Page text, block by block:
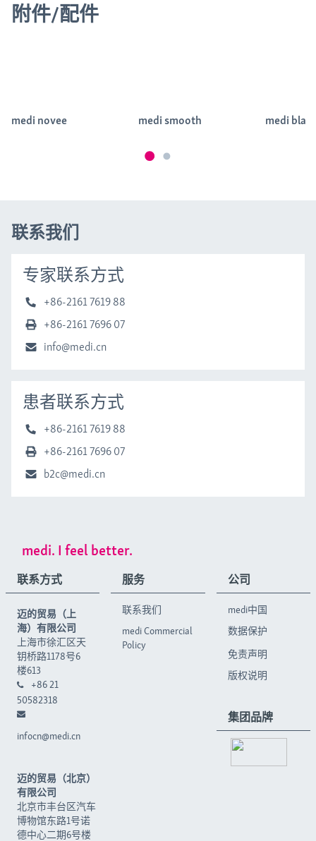
附件/配件
medi novee medi smooth medi
联系我们
专家联系方式
+86-2161 7619 88
+86-2161 7696 07
info@medi.cn
患者联系方式
+86-2161 7619 88
+86-2161 7696 07
b2c@medi.cn
medi. I feel better.
联系方式
迈的贸易（上
海）有限公司
上海市徐汇区天
钥桥路1178号6
楼613
+86 21
50582318
infocn@medi.cn
迈的贸易（北京）
有限公司
北京市丰台区汽车
博物馆东路1号诺
德中心二期6号楼
服务
联系我们
medi Commercial
Policy
公司
medi中国
数据保护
免责声明
版权说明
集团品牌